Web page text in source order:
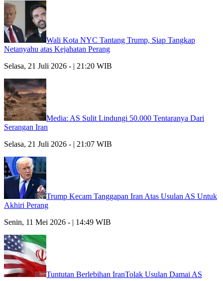
Wali Kota NYC Tantang Trump, Siap Tangkap
Netanyahu atas Kejahatan Perang
Selasa, 21 Juli 2026 - | 21:20 WIB
Media: AS Sulit Lindungi 50.000 Tentaranya Dari
Serangan Iran
Selasa, 21 Juli 2026 - | 21:07 WIB
Trump Kecam Tanggapan Iran Atas Usulan AS Untuk
Akhiri Perang
Senin, 11 Mei 2026 - | 14:49 WIB
Tuntutan Berlebihan IranTolak Usulan Damai AS